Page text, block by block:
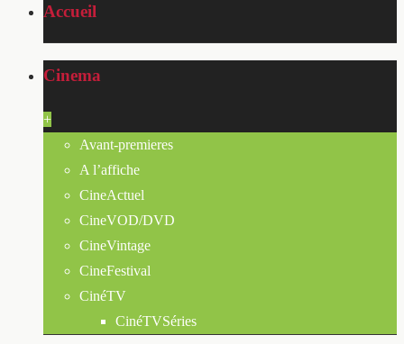
Accueil
Cinema
+
Avant-premieres
A l’affiche
CineActuel
CineVOD/DVD
CineVintage
CineFestival
CinéTV
CinéTVSéries